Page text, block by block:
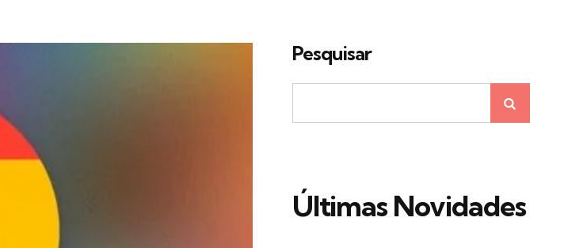
Pesquisar
Últimas Novidades